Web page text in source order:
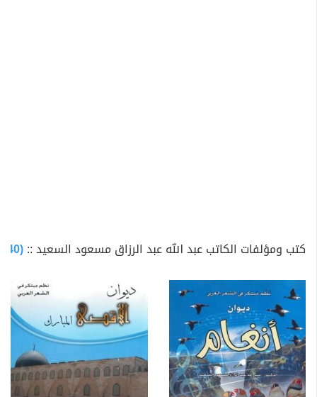
كتب ومؤلفات الكاتب عبد الله عبد الرزاق مسعود السعيد ::(40 كتاب متاح للتحميل)